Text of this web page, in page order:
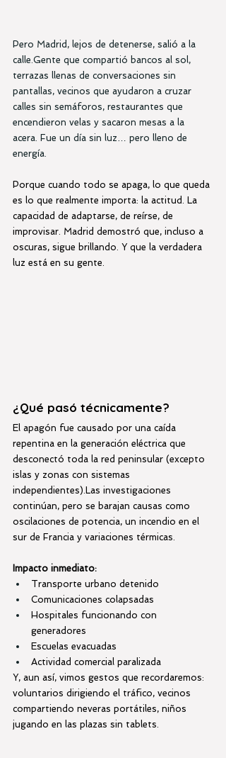
Pero Madrid, lejos de detenerse, salió a la
calle.Gente que compartió bancos al sol,
terrazas llenas de conversaciones sin
pantallas, vecinos que ayudaron a cruzar
calles sin semáforos, restaurantes que
encendieron velas y sacaron mesas a la
acera. Fue un día sin luz… pero lleno de
energía.
Porque cuando todo se apaga, lo que queda
es lo que realmente importa: la actitud. La
capacidad de adaptarse, de reírse, de
improvisar. Madrid demostró que, incluso a
oscuras, sigue brillando. Y que la verdadera
luz está en su gente.
¿Qué pasó técnicamente?
El apagón fue causado por una caída
repentina en la generación eléctrica que
desconectó toda la red peninsular (excepto
islas y zonas con sistemas
independientes).Las investigaciones
continúan, pero se barajan causas como
oscilaciones de potencia, un incendio en el
sur de Francia y variaciones térmicas.
Impacto inmediato:
Transporte urbano detenido
Comunicaciones colapsadas
Hospitales funcionando con
generadores
Escuelas evacuadas
Actividad comercial paralizada
Y, aun así, vimos gestos que recordaremos:
voluntarios dirigiendo el tráfico, vecinos
compartiendo neveras portátiles, niños
jugando en las plazas sin tablets.